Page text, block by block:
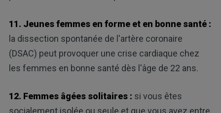
11. Jeunes femmes en forme et en bonne santé :
la dissection spontanée de l'artère coronaire
(DSAC) peut provoquer une crise cardiaque chez
les femmes en bonne santé dès l'âge de 22 ans.
12. Femmes âgées solitaires : si vous êtes